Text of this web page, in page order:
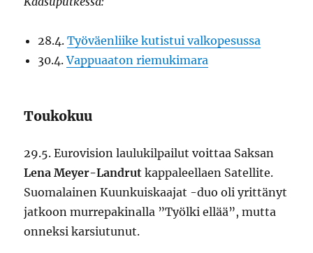
28.4.Työväenliike kutistui valkopesussa
30.4.Vappuaaton riemukimara
Toukokuu
29.5. Eurovision laulukilpailut voittaa Saksan
Lena Meyer-Landrut kappaleellaen Satellite.
Suomalainen Kuunkuiskaajat -duo oli yrittänyt
jatkoon murrepakinalla ”Työlki ellää”, mutta
onneksi karsiutunut.